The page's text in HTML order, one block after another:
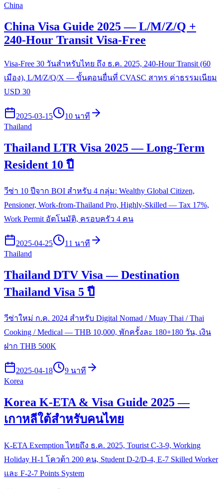
China
China Visa Guide 2025 — L/M/Z/Q +
240-Hour Transit Visa-Free
Visa-Free 30 วันสำหรับไทย ถึง ธ.ค. 2025, 240-Hour Transit (60
เมือง), L/M/Z/Q/X — ขั้นตอนยื่นที่ CVASC สาทร ค่าธรรมเนียม
USD 30
2025-03-15
10 นาที
Thailand
Thailand LTR Visa 2025 — Long-Term
Resident 10 ปี
วีซ่า 10 ปีจาก BOI สำหรับ 4 กลุ่ม: Wealthy Global Citizen,
Pensioner, Work-from-Thailand Pro, Highly-Skilled — Tax 17%,
Work Permit อัตโนมัติ, ครอบครัว 4 คน
2025-04-25
11 นาที
Thailand
Thailand DTV Visa — Destination
Thailand Visa 5 ปี
วีซ่าใหม่ ก.ค. 2024 สำหรับ Digital Nomad / Muay Thai / Thai
Cooking / Medical — THB 10,000, พักครั้งละ 180+180 วัน, เงิน
ฝาก THB 500K
2025-04-18
9 นาที
Korea
Korea K-ETA & Visa Guide 2025 —
เกาหลีใต้สำหรับคนไทย
K-ETA Exemption ไทยถึง ธ.ค. 2025, Tourist C-3-9, Working
Holiday H-1 โควต้า 200 คน, Student D-2/D-4, E-7 Skilled Worker
และ F-2-7 Points System